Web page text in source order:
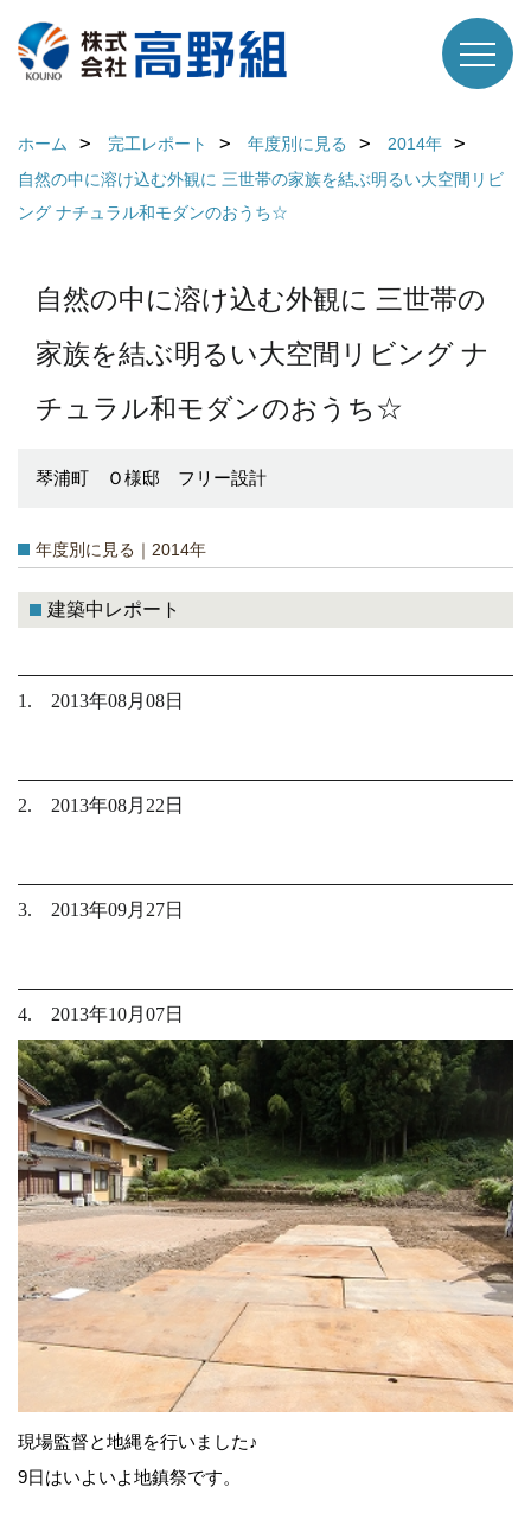
ホーム 完工レポート 年度別に見る
2014年
自然の中に溶け込む外観に 三世帯の家族を結ぶ明るい大空間リビ
ング ナチュラル和モダンのおうち☆
自然の中に溶け込む外観に 三世帯の
家族を結ぶ明るい大空間リビング ナ
チュラル和モダンのおうち☆
琴浦町 Ｏ様邸 フリー設計
年度別に見る｜2014年
建築中レポート
1. 2013年08月08日
2. 2013年08月22日
3. 2013年09月27日
4. 2013年10月07日
現場監督と地縄を行いました♪
9日はいよいよ地鎮祭です。